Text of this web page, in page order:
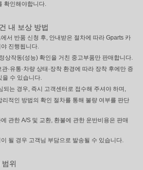
확인해야합니다.
내 보상 방법
서 반품 신청 후, 안내받은 절차에 따라 Gparts 카
진행됩니다.
상작동(성능) 확인을 거친 중고부품만 판매합니다.
·유통·차량 상태·장착 환경에 따라 장착 후에만 증
을 수 있습니다.
되는 경우, 즉시 고객센터로 접수해 주셔야 하며,
적인 방법의 확인 절차를 통해 불량 여부를 판단
관한 A/S 및 교환, 환불에 관한 운반비용은 판매
될 경우 고객님 부담으로 발송될 수 있습니다.
위